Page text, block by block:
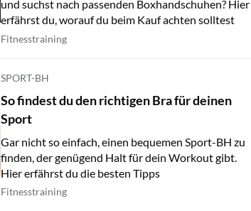
und suchst nach passenden Boxhandschuhen? Hier
erfährst du, worauf du beim Kauf achten solltest
Fitnesstraining
SPORT-BH
So findest du den richtigen Bra für deinen
Sport
Gar nicht so einfach, einen bequemen Sport-BH zu
finden, der genügend Halt für dein Workout gibt.
Hier erfährst du die besten Tipps
Fitnesstraining